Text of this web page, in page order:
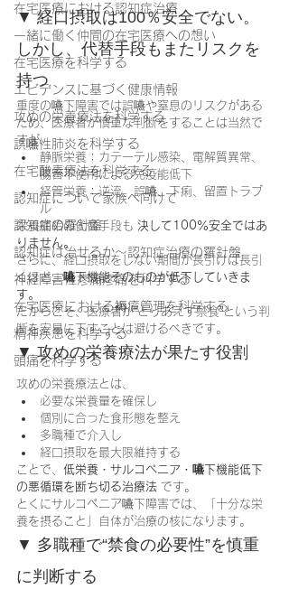
在宅医療における認知症治療
一緒に働く仲間の在宅医療への想い
在宅医療を科学する
エビデンスに基づく健康情報
攻めの栄養療法を科学する
誤嚥性肺炎を科学する
在宅酸素療法を科学する
認知症について家族へ向けて
認知症の羅針盤
認知症は治せるか～認知症治療の羅針盤
神経障害性疼痛疼痛を科学する
在宅医療における褥瘡管理を科学する
精神疾患を科学する
頭痛を科学する
▼ 経口摂取は100％安全でない。
しかし、代替手段もまたリスクを
持つ
重度の嚥下障害では誤嚥や窒息のリスクがある
ため、医療者が慎重な判断をすることは当然で
すが、
静脈栄養：カテーテル感染、電解質異常、
腸管不使用による免疫能低下
経管栄養：逆流、誤嚥、下痢、留置トラブ
ル
栄養補給の代替手段も 決して100％安全ではあ
りません。
さらに、経口摂取をしない期間が長引けば長引
くほど、嚥下機能そのものが低下していきま
す。
だからこそ、医療者が“とりあえず禁食”という判
断を安易に下すことは避けるべきです。
▼ 攻めの栄養療法が果たす役割
攻めの栄養療法とは、
必要な栄養量を確保し
個別に合った食形態を整え
多職種で介入し
経口摂取を最大限維持する
ことで、 低栄養・サルコペニア・嚥下機能低下
の悪循環を断ち切る治療法 です。
とくにサルコペニア嚥下障害では、「十分な栄
養を摂ること」自体が治療の核になります。
▼ 多職種で“禁食の必要性”を慎重
に判断する